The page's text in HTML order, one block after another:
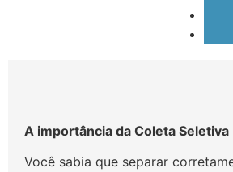
A importância da Coleta Seletiva
Você sabia que separar